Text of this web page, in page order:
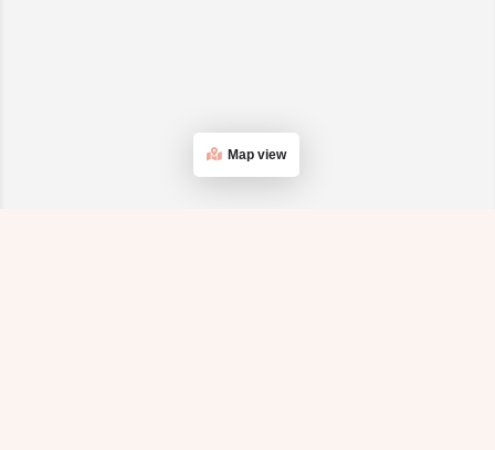
Map view